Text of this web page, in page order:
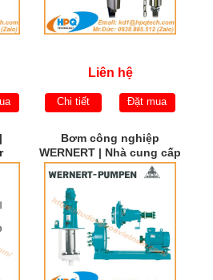
Liên hệ
Chi tiết Đặt mua
Bơm công nghiệp
WERNERT | Nhà cung cấp
WERNERT PUMPEN |
WERNERT PUMPEN Việt